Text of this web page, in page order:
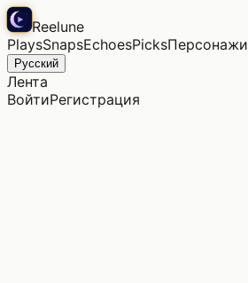
Reelune
PlaysSnapsEchoesPicksПерсонажи
Русский
Лента
ВойтиРегистрация